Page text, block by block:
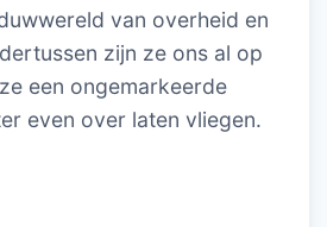
van overheid en
zijn ze ons al op
een ongemarkeerde
even over laten vliegen.